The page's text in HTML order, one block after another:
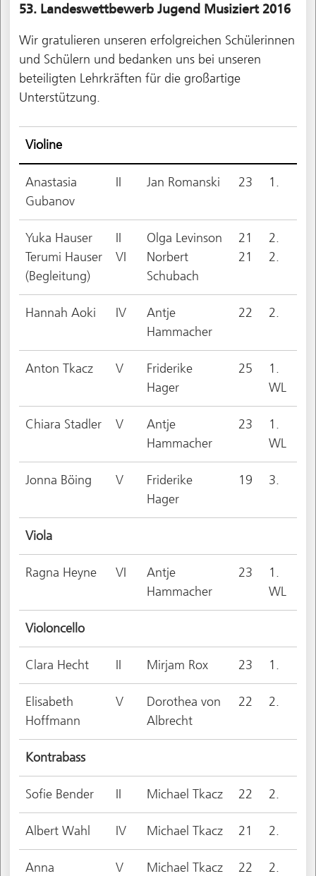
53. Landeswettbewerb Jugend Musiziert 2016
Wir gratulieren unseren erfolgreichen Schülerinnen
und Schülern und bedanken uns bei unseren
beteiligten Lehrkräften für die großartige
Unterstützung.
Violine
Anastasia
Gubanov
II Jan Romanski 23 1.
Yuka Hauser
Terumi Hauser
(Begleitung)
II
VI
Olga Levinson
Norbert
Schubach
21
21
2.
2.
Hannah Aoki IV
Antje
Hammacher
22 2.
Anton Tkacz V
Friderike
Hager
25
1.
WL
Chiara Stadler V
Antje
Hammacher
23
1.
WL
Jonna Böing V
Friderike
Hager
19 3.
Viola
Ragna Heyne VI
Antje
Hammacher
23
1.
WL
Violoncello
Clara Hecht II Mirjam Rox 23 1.
Elisabeth
Hoffmann
V
Dorothea von
Albrecht
22 2.
Kontrabass
Sofie Bender II Michael Tkacz 22 2.
Albert Wahl IV Michael Tkacz 21 2.
Anna
V Michael Tkacz 22 2.